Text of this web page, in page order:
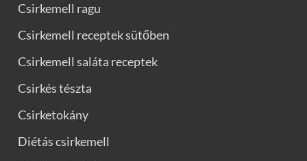
Csirkemell ragu
Csirkemell receptek sütőben
Csirkemell saláta receptek
Csirkés tészta
Csirketokány
Diétás csirkemell